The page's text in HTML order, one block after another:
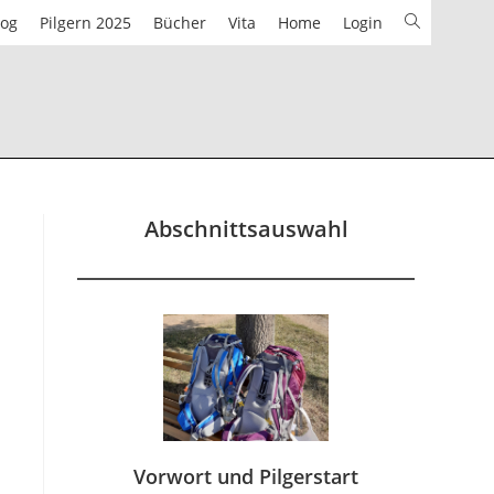
Pilgern 2025 Bücher Vita Home Login Website-
Abschnittsauswahl
Vorwort und Pilgerstart